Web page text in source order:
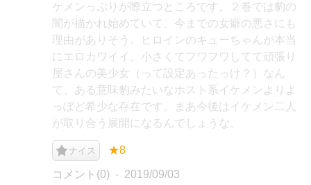
ケメンっぷりが際立つところです。２巻では豹の
闇が描かれ始めていて、今までの女癖の悪さにも
理由がありそう。ヒロインのキューちゃんが本当
にエロカワイイ。小さくてフワフワしてて頑張り
屋さんの美少女（って設定あったっけ？）なん
て、ある意味豹みたいなホスト系イケメンよりよ
っぽど希少な存在です。まあ今後はイケメン二人
が取り合う展開になるんでしょうな。
ナイス ★8
コメント(0) 2019/09/03